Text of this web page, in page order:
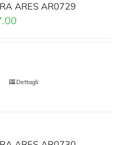
ARES AR0729
Dettagli